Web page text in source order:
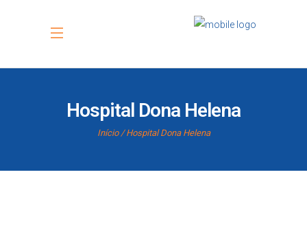
Hospital Dona Helena
Início Hospital Dona Helena